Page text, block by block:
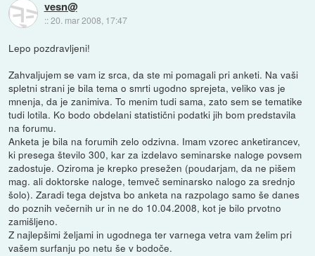
vesn@
::20. mar 2008, 17:47
Lepo pozdravljeni!
Zahvaljujem se vam iz srca, da ste mi pomagali pri anketi. Na vaši
spletni strani je bila tema o smrti ugodno sprejeta, veliko vas je
mnenja, da je zanimiva. To menim tudi sama, zato sem se tematike
tudi lotila. Ko bodo obdelani statistični podatki jih bom predstavila
na forumu.
Anketa je bila na forumih zelo odzivna. Imam vzorec anketirancev,
ki presega število 300, kar za izdelavo seminarske naloge povsem
zadostuje. Oziroma je krepko presežen (poudarjam, da ne pišem
mag. ali doktorske naloge, temveč seminarsko nalogo za srednjo
šolo). Zaradi tega dejstva bo anketa na razpolago samo še danes
do poznih večernih ur in ne do 10.04.2008, kot je bilo prvotno
zamišljeno.
Z najlepšimi željami in ugodnega ter varnega vetra vam želim pri
vašem surfanju po netu še v bodoče.